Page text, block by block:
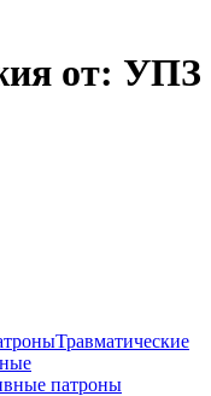
от: УПЗ
Травматические
патроны